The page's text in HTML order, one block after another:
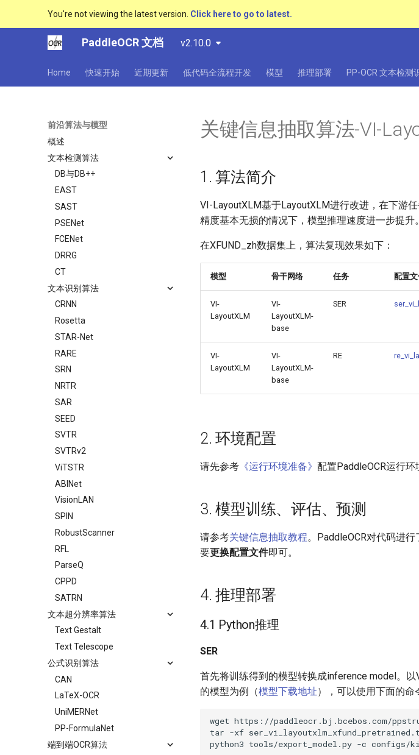
You're not viewing the latest version. Click here to go to latest.
PaddleOCR 文档 v2.10.0
Home 快速开始 近期更新 低代码全流程开发 模型 推理部署 PP-OCR 文本检测
前沿算法与模型
概述
文本检测算法
DB与DB++
EAST
SAST
PSENet
FCENet
DRRG
CT
文本识别算法
CRNN
Rosetta
STAR-Net
RARE
SRN
NRTR
SAR
SEED
SVTR
SVTRv2
ViTSTR
ABINet
VisionLAN
SPIN
RobustScanner
RFL
ParseQ
CPPD
SATRN
文本超分辨率算法
Text Gestalt
Text Telescope
公式识别算法
CAN
LaTeX-OCR
UniMERNet
PP-FormulaNet
端到端OCR算法
关键信息抽取算法-VI-
1. 算法简介
VI-LayoutXLM基于LayoutXLM进行改进，在下游
精度基本无损的情况下，模型推理速度进一步提升。
在XFUND_zh数据集上，算法复现效果如下：
模型 骨干网络 任务 配置
VI-
LayoutXLM
VI-
LayoutXLM-
base
SER
VI-
LayoutXLM
VI-
LayoutXLM-
base
RE
2. 环境配置
请先参考 《运行环境准备》 配置PaddleOCR运行环
3. 模型训练、评估、预测
请参考关键信息抽取教程。PaddleOCR对代码进
要更换配置文件即可。
4. 推理部署
4.1 Python推理
SER
首先将训练得到的模型转换成inference model。
的模型为例（模型下载地址），可以使用下面的命
wget
tar -xf
python3 tools/export_model.py -c configs/